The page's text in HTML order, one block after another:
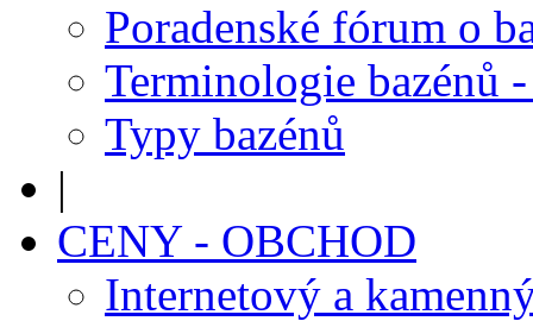
Poradenské fórum o
Terminologie bazénů
Typy bazénů
|
CENY - OBCHOD
Internetový a